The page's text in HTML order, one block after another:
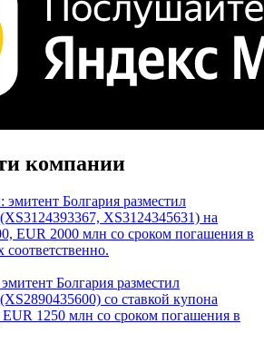
компании
Болгария разместил
XS3124345631) на
EUR 2000 млн со сроком погашения в
соответственно.
Болгария разместил
со ставкой купона
1250 млн со сроком погашения в